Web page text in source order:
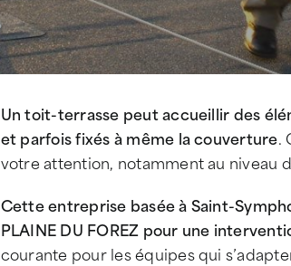
Un toit-terrasse peut accueillir des
et parfois fixés à même la couverture.
votre attention, notamment au niveau
Cette entreprise basée à Saint-
PLAINE DU FOREZ pour une
courante pour les équipes qui